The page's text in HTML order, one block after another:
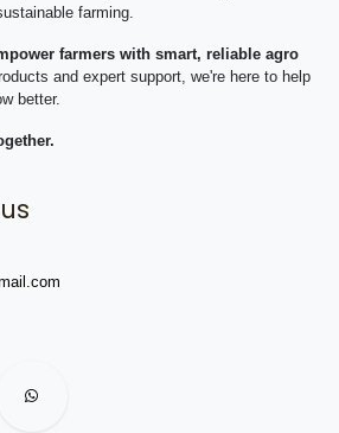
farming.
farmers with smart, reliable agro
and expert support, we're here to help
better.